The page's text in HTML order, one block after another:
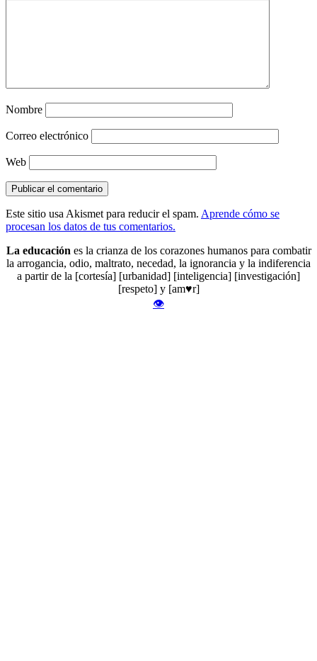
Nombre
Correo electrónico
Web
Este sitio usa Akismet para reducir el spam. Aprende cómo se
procesan los datos de tus comentarios.
La educaciónes la crianza de los corazones humanos para combatir
la arrogancia, odio, maltrato, necedad, la ignorancia y la indiferencia
a partir de la [cortesía] [urbanidad] [inteligencia] [investigación]
[respeto] y [am♥r]
👁